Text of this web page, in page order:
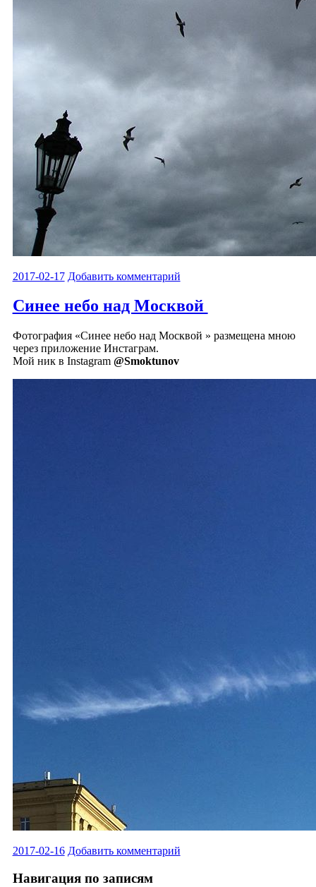
2017-02-17 Добавить комментарий
Синее небо над Москвой ️
Фотография «Синее небо над Москвой ️» размещена мною
через приложение Инстаграм.
Мой ник в Instagram @Smoktunov
2017-02-16 Добавить комментарий
Навигация по записям